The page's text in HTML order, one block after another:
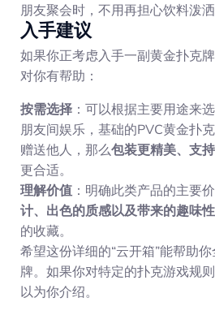
朋友聚会时，不用再担心饮料泼
入手建议
如果你正考虑入手一副黄金扑克
对你有帮助：
按需选择 ：可以根据主要用途来
朋友间娱乐，基础的PVC黄金扑
赠送他人，那么包装更精美、支
更合适。
理解价值 ：明确此类产品的主要
计、出色的质感以及带来的趣味性
的收藏。
希望这份详细的“云开箱”能帮助
牌。如果你对特定的扑克游戏规
以为你介绍。